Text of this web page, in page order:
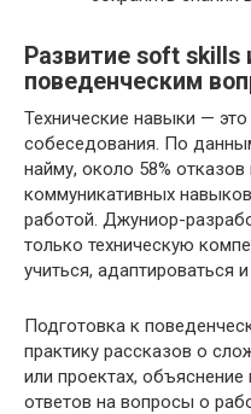
Развитие soft skills
поведенческим
Технические навыки —
собеседования. По
найму, около 58%
коммуникативных
работой. Джуниор-
только техническую
учиться, адаптироваться
Подготовка к
практику рассказов о
или проектах,
ответов на вопросы о